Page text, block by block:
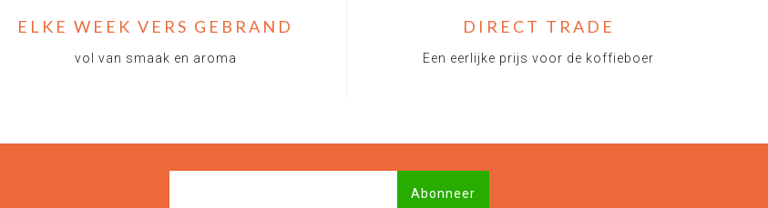
ELKE WEEK VERS GEBRAND
vol van smaak en aroma
DIRECT TRADE
Een eerlijke prijs voor de koffieboer
Abonneer